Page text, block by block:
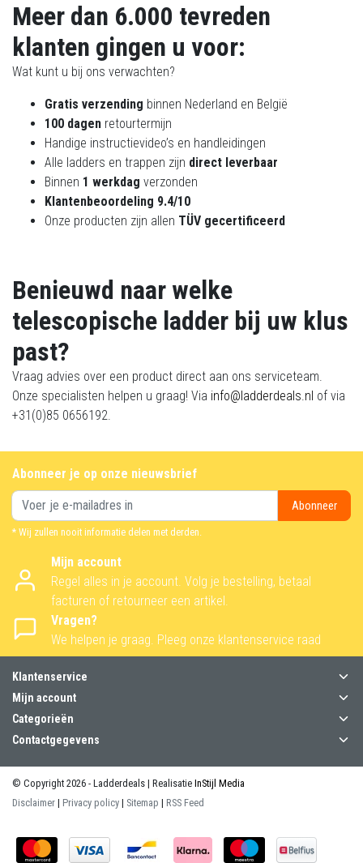
Meer dan 6.000 tevreden
klanten gingen u voor:
Wat kunt u bij ons verwachten?
Gratis verzending binnen Nederland en België
100 dagen retourtermijn
Handige instructievideo’s en handleidingen
Alle ladders en trappen zijn direct leverbaar
Binnen 1 werkdag verzonden
Klantenbeoordeling 9.4/10
Onze producten zijn allen TÜV gecertificeerd
Benieuwd naar welke
telescopische ladder bij uw klus
past?
Vraag advies over een product direct aan ons serviceteam.
Onze specialisten helpen u graag! Via info@ladderdeals.nl of via
+31(0)85 0656192.
Abonneer je op onze nieuwsbrief
Abonneer
* Wij zullen nooit informatie delen met derden.
Mijn account
Regel alles in je account. Volg je bestelling, betaal
facturen of retourneer een artikel.
Vragen?
We helpen je graag. Pleeg onze klantenservice raad
Klantenservice
Mijn account
Categorieën
Contactgegevens
© Copyright 2026 - Ladderdeals | Realisatie InStijl Media
Disclaimer | Privacy policy | Sitemap | RSS Feed